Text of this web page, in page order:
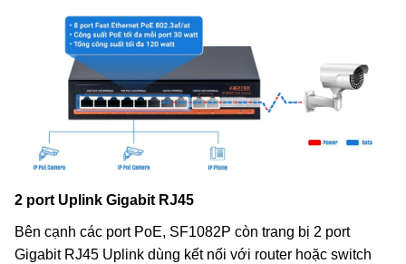
2 port Uplink Gigabit RJ45
Bên cạnh các port PoE, SF1082P còn trang bị 2 port
Gigabit RJ45 Uplink dùng kết nối với router hoặc switch